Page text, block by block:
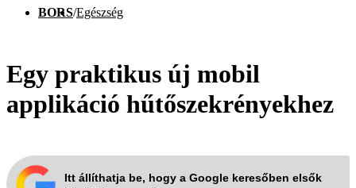
BORS/Egészség
Egy praktikus új mobil
applikáció hűtőszekrényekhez
Itt állíthatja be, hogy a Google keresőben elsők